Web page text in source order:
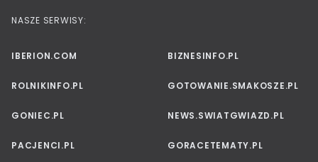
NASZE SERWISY:
IBERION.COM BIZNESINFO.PL
ROLNIKINFO.PL GOTOWANIE.SMAKOSZE.PL
GONIEC.PL NEWS.SWIATGWIAZD.PL
PACJENCI.PL GORACETEMATY.PL